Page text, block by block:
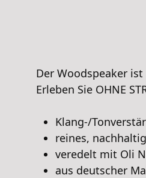
Der Woodspeaker
Erleben Sie OHNE
Klang-/
reines,
veredelt mit Oli
aus deutscher